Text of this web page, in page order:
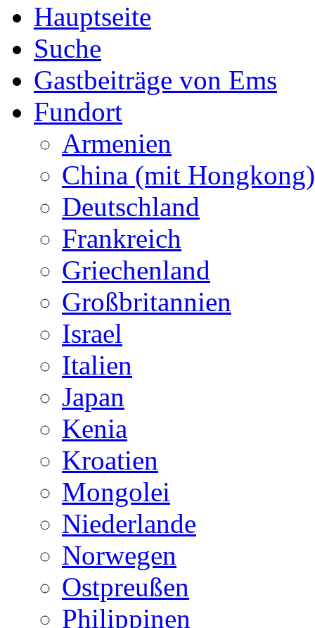
Hauptseite
Suche
Gastbeiträge von Ems
Fundort
Armenien
China (mit Hongkong)
Deutschland
Frankreich
Griechenland
Großbritannien
Israel
Italien
Japan
Kenia
Kroatien
Mongolei
Niederlande
Norwegen
Ostpreußen
Philippinen